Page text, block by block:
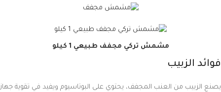
مشمش تركي مجفف طبيعي 1 كيلو
فوائد الزبيب
يصنع الزبيب من العنب المجفف، يحتوي على البوتاسيوم ويفيد في تقوية جهاز